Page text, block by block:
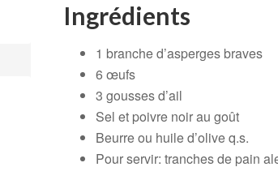
Ingrédients
1 branche d’asperges braves
6 œufs
3 gousses d’ail
Sel et poivre noir au goût
Beurre ou huile d’olive q.s.
Pour servir: tranches de pain